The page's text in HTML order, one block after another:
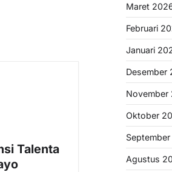
Talenta
Maret
Februari
Januari
Desember
November
Oktober
Agustus